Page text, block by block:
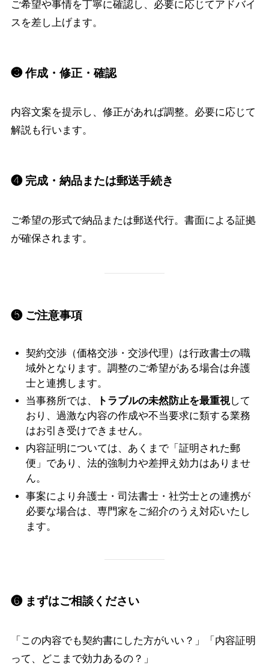
ご希望や事情を丁寧に確認し、必要に応じてアドバイ
スを差し上げます。
❸ 作成・修正・確認
内容文案を提示し、修正があれば調整。必要に応じて
解説も行います。
❹ 完成・納品または郵送手続き
ご希望の形式で納品または郵送代行。書面による証拠
が確保されます。
❺ ご注意事項
契約交渉（価格交渉・交渉代理）は行政書士の職
域外となります。調整のご希望がある場合は弁護
士と連携します。
当事務所では、
トラブルの未然防止を最重視して
おり、過激な内容の作成や不当要求に類する業務
はお引き受けできません。
内容証明については、あくまで「証明された郵
便」であり、法的強制力や差押え効力はありませ
ん。
事案により弁護士・司法書士・社労士との連携が
必要な場合は、専門家をご紹介のうえ対応いたし
ます。
❻ まずはご相談ください
「この内容でも契約書にした方がいい？」「内容証明
って、どこまで効力あるの？」